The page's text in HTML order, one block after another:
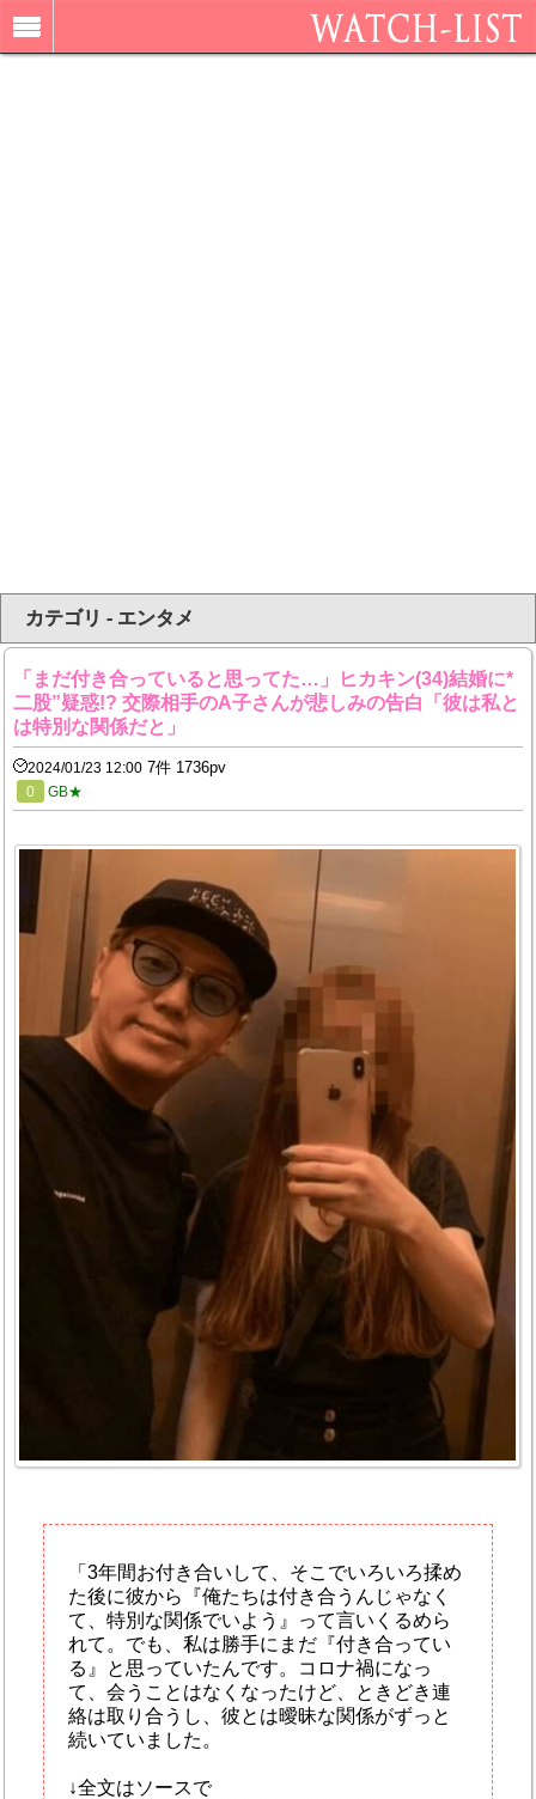
カテゴリ - エンタメ
「まだ付き合っていると思ってた…」ヒカキン(34)結婚に*
二股”疑惑!? 交際相手のA子さんが悲しみの告白「彼は私と
は特別な関係だと」
2024/01/23 12:00 7件 1736pv
0 GB★
「3年間お付き合いして、そこでいろいろ揉め
た後に彼から『俺たちは付き合うんじゃなく
て、特別な関係でいよう』って言いくるめら
れて。でも、私は勝手にまだ『付き合ってい
る』と思っていたんです。コロナ禍になっ
て、会うことはなくなったけど、ときどき連
絡は取り合うし、彼とは曖昧な関係がずっと
続いていました。
↓全文はソースで